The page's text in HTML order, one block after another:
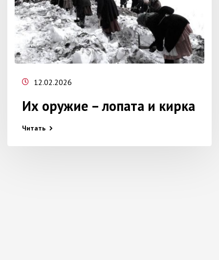
12.02.2026
Их оружие – лопата и кирка
Читать